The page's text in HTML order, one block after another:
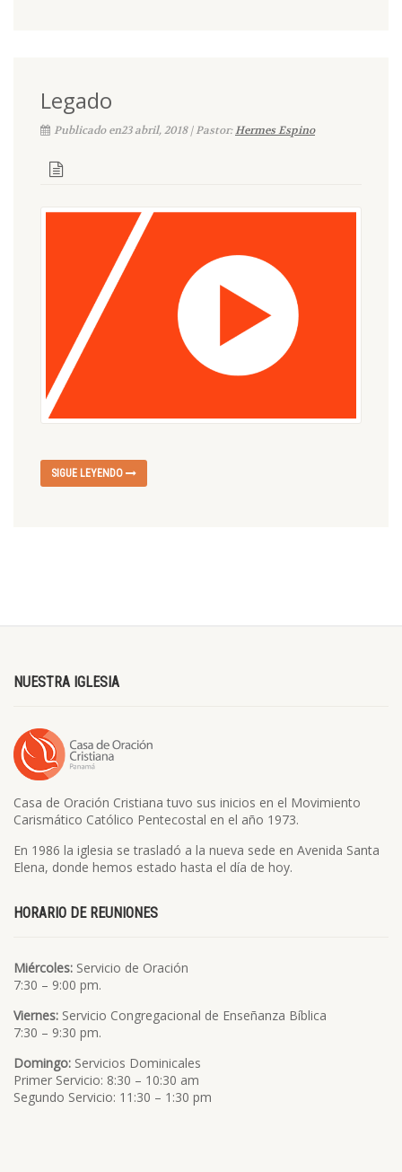
Legado
Publicado en23 abril, 2018 | Pastor:Hermes Espino
SIGUE LEYENDO
NUESTRA IGLESIA
Casa de Oración Cristiana tuvo sus inicios en el Movimiento
Carismático Católico Pentecostal en el año 1973.
En 1986 la iglesia se trasladó a la nueva sede en Avenida Santa
Elena, donde hemos estado hasta el día de hoy.
HORARIO DE REUNIONES
Miércoles: Servicio de Oración
7:30 – 9:00 pm.
Viernes: Servicio Congregacional de Enseñanza Bíblica
7:30 – 9:30 pm.
Domingo: Servicios Dominicales
Primer Servicio: 8:30 – 10:30 am
Segundo Servicio: 11:30 – 1:30 pm